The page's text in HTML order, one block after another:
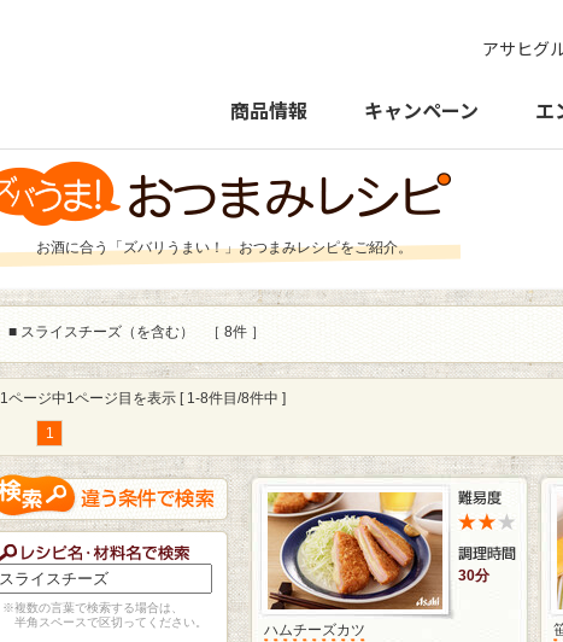
アサヒグ
商品情報 キャンペーン エ
お酒に合う「ズバリうまい！」おつまみレシピをご紹介。
■ スライスチーズ（を含む） ［ 8件 ］
1ページ中1ページ目を表示 [ 1-8件目/8件中 ]
1
※複数の言葉で検索する場合は、
半角スペースで区切ってください。
30分
ハムチーズカツ